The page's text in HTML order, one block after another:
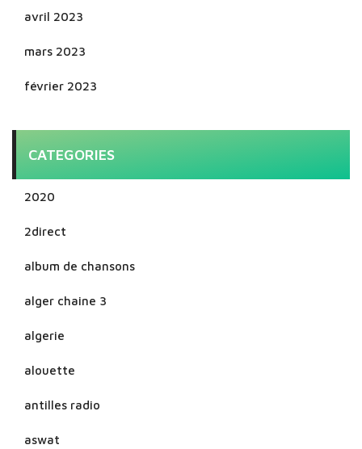
avril 2023
mars 2023
février 2023
CATEGORIES
2020
2direct
album de chansons
alger chaine 3
algerie
alouette
antilles radio
aswat